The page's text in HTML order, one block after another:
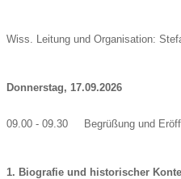
Wiss. Leitung und Organisation:
Donnerstag, 17.09.2026
09.00 - 09.30 Begrüßung und
1. Biografie und historischer